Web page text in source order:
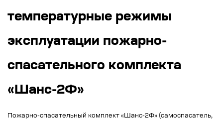
температурные режимы
эксплуатации пожарно-
спасательного комплекта
«Шанс-2Ф»
Пожарно-спасательный комплект «Шанс-2Ф» (самоспасатель,